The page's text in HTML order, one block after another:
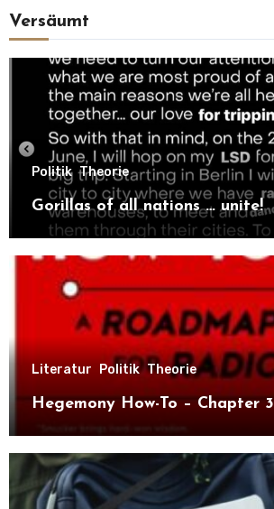
Versäumt
Politik Theorie
Gorillas of all nations … unite!
Literatur Politik Theorie
Hegemony How-To – Chapter 3